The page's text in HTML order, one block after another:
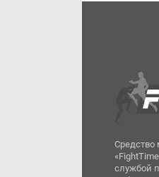
Средство
службой